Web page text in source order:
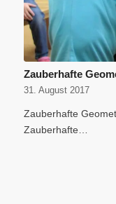
Zauberhafte
31. August 2017
Zauberhafte
Zauberhafte…